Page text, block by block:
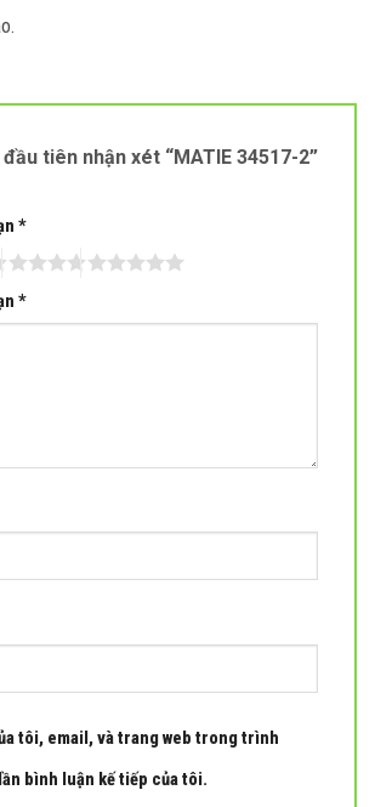
tiên nhận xét “MATIE 34517-2”
*
*
tôi, email, và trang web trong trình
bình luận kế tiếp của tôi.